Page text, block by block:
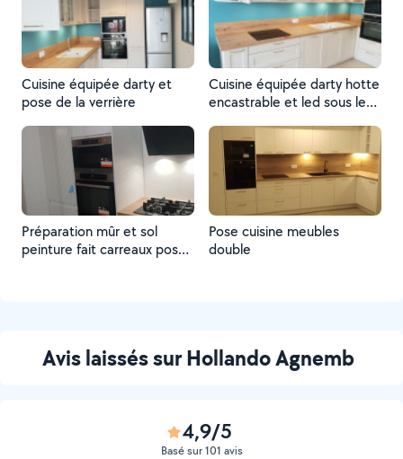
Cuisine équipée darty et
pose de la verrière
Cuisine équipée darty hotte
encastrable et led sous les
Préparation mûr et sol
peinture fait carreaux posé
Pose cuisine meubles
double
Avis laissés sur Hollando Agnemb
4,9/5
Basé sur 101 avis